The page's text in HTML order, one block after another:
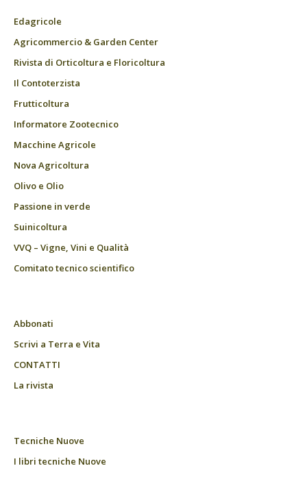
Edagricole
Agricommercio & Garden Center
Rivista di Orticoltura e Floricoltura
Il Contoterzista
Frutticoltura
Informatore Zootecnico
Macchine Agricole
Nova Agricoltura
Olivo e Olio
Passione in verde
Suinicoltura
VVQ – Vigne, Vini e Qualità
Comitato tecnico scientifico
Abbonati
Scrivi a Terra e Vita
CONTATTI
La rivista
Tecniche Nuove
I libri tecniche Nuove